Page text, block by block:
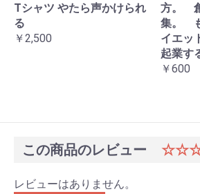
Tシャツ やたら声かけられ
る
￥2,500
方。
集。
イエッ
起業す
￥600
この商品のレビュー
レビューはありません。